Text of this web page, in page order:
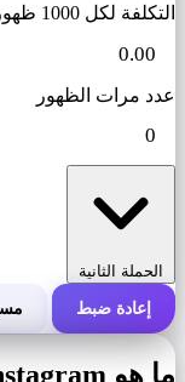
التكلفة لكل 1000 ظهور (CPM)
عدد مرات الظهور
الحملة الثانية
التكلفة الإجمالية
إعادة ضبط
ما هو Instagram التكلفة لكل ألف ظهور؟